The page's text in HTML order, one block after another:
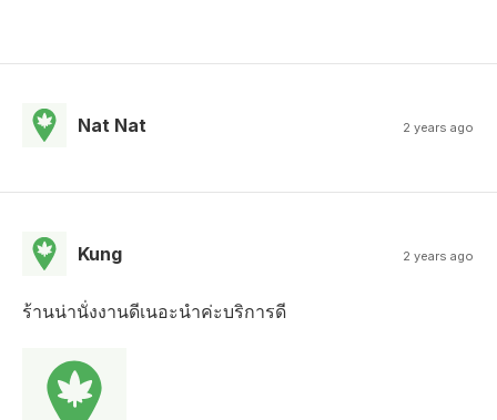
Nat Nat 2 years ago
Kung 2 years ago
ร้านน่านั่งงานดีเนอะนำค่ะบริการดี